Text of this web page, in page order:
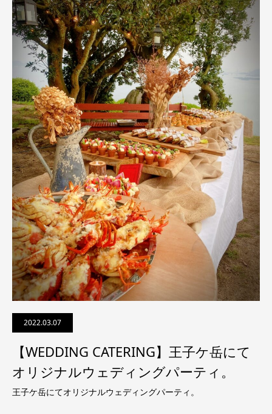
2022.03.07
【WEDDING CATERING】王子ケ岳にて
オリジナルウェディングパーティ。
王子ケ岳にてオリジナルウェディングパーティ。